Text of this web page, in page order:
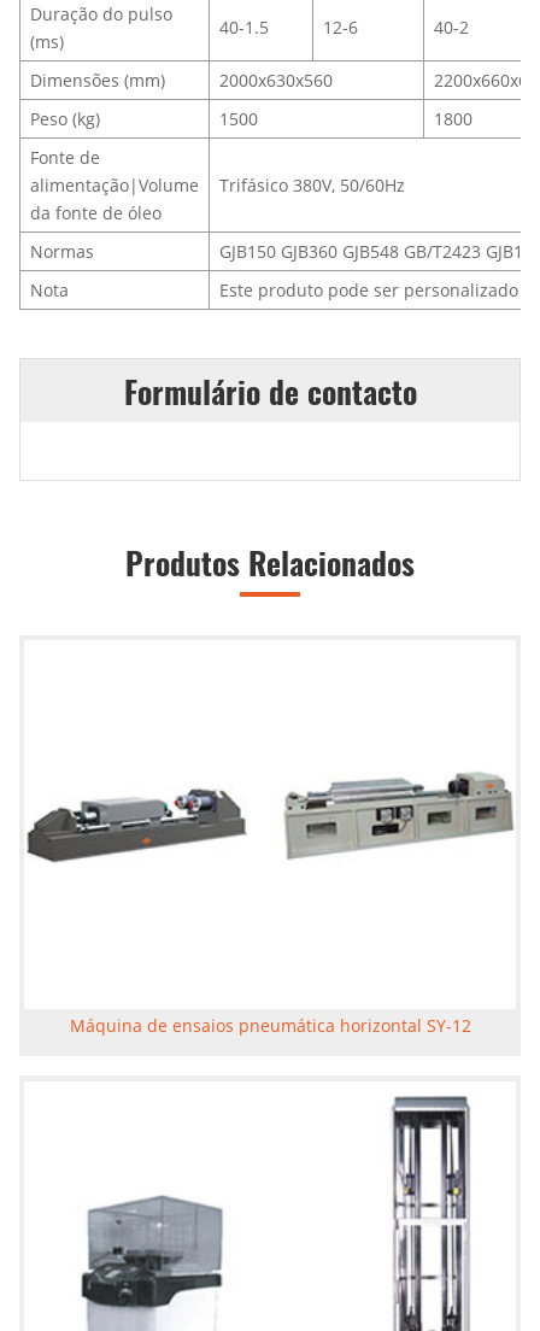
Duração do pulso
(ms)
40-1.5 12-6 40-2
Dimensões (mm) 2000x630x560
Peso (kg)
1500
1800
Fonte de
alimentação|Volume
da fonte de óleo
Trifásico 380V, 50/60Hz
Normas
GJB150 GJB360 GJB548 GB/T2423
Nota
Este produto pode ser personalizado
Formulário de contacto
Produtos Relacionados
Máquina de ensaios pneumática horizontal SY-12